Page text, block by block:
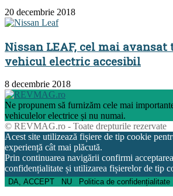
20 decembrie 2018
Nissan LEAF, cel mai
vehicul electric accesibil
8 decembrie 2018
Ne propunem să furnizăm cele mai
vehiculelor electrice și nu numai.
© REVMAG.ro - Toate drepturile rezervate
Acest site utilizează fișiere de tip cookie
experiență cât mai plăcută.
Prin continuarea navigării confirmi
confidențialitate și utilizarea fișierelor de tip
DA, ACCEPT NU Politica de confidențialitate